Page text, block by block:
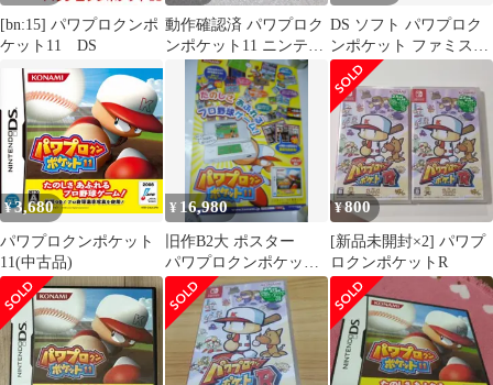
[bn:15] パワプロクンポ
ケット11 DS
動作確認済 パワプロク
ンポケット11 ニンテン
ドーDS
DS ソフト パワプロク
ンポケット ファミスタ
まとめ売り セット
¥3,680
パワプロクンポケット
11(中古品)
¥ 16,980
旧作B2大 ポスター
パワプロクンポケット
11
¥800
[新品未開封×2] パワプ
ロクンポケットR